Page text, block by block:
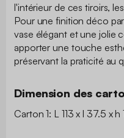
l'intérieur de ces tiroirs,
Pour une finition déco
vase élégant et une jolie
apporter une touche
préservant la praticité au
Dimension des
Carton 1: L 113 x l 37.5 x